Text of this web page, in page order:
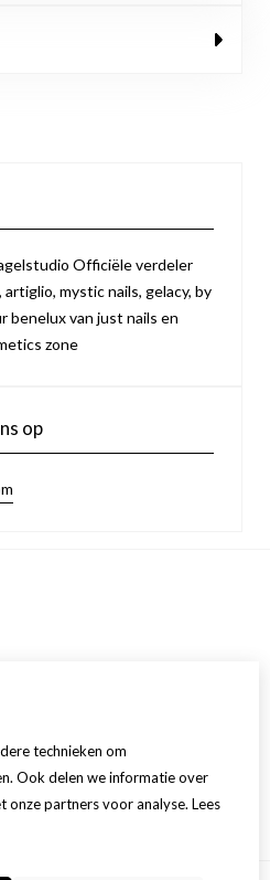
Officiële verdeler
mystic nails, gelacy, by
benelux van just nails en
zone
op
technieken om
Ook delen we informatie over
onze partners voor analyse. Lees